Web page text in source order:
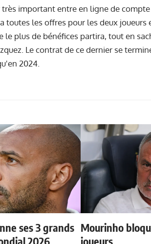
important entre en ligne de
toutes les offres pour les deux
le plus de bénéfices partira, tout en
Le contrat de ce dernier se
2024.
ses 3 grands
2026
Mourinho
joueurs